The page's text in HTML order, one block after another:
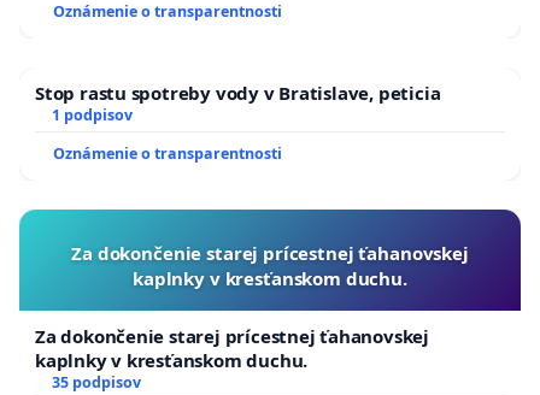
Oznámenie o transparentnosti
Stop rastu spotreby vody v Bratislave, peticia
1 podpisov
Oznámenie o transparentnosti
Za dokončenie starej prícestnej ťahanovskej
kaplnky v kresťanskom duchu.
Za dokončenie starej prícestnej ťahanovskej
kaplnky v kresťanskom duchu.
35 podpisov